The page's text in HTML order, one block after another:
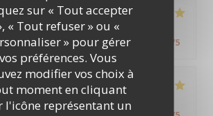
sur « Tout accepter
« Tout refuser » ou «
» pour gérer
vos préférences. Vous
modifier vos choix à
moment en cliquant
l'icône représentant un
- Couverts 2
: 5/5 Cuisine:5/5 Qualité / Prix /5
- Couverts 2